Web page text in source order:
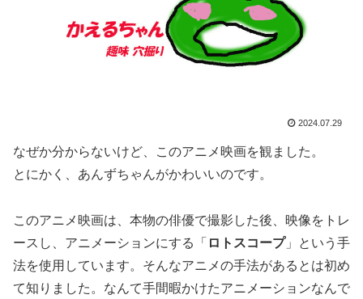
2024.07.29
なぜか分からないけど、このアニメ映画を観ました。
とにかく、あんずちゃんがかわいいのです。
このアニメ映画は、本物の俳優で撮影した後、映像をトレ
ースし、アニメーションにする「 ロトスコープ」という手
法を使用しています。そんなアニメの手法があるとは初め
て知りました。なんて手間暇かけたアニメーションなんで